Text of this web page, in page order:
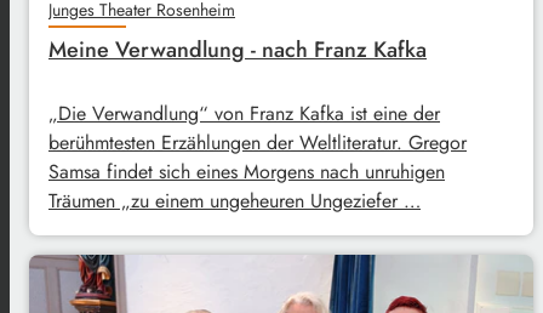
Junges Theater Rosenheim
Meine Verwandlung - nach Franz Kafka
„Die Verwandlung“ von Franz Kafka ist eine der
berühmtesten Erzählungen der Weltliteratur. Gregor
Samsa findet sich eines Morgens nach unruhigen
Träumen „zu einem ungeheuren Ungeziefer …